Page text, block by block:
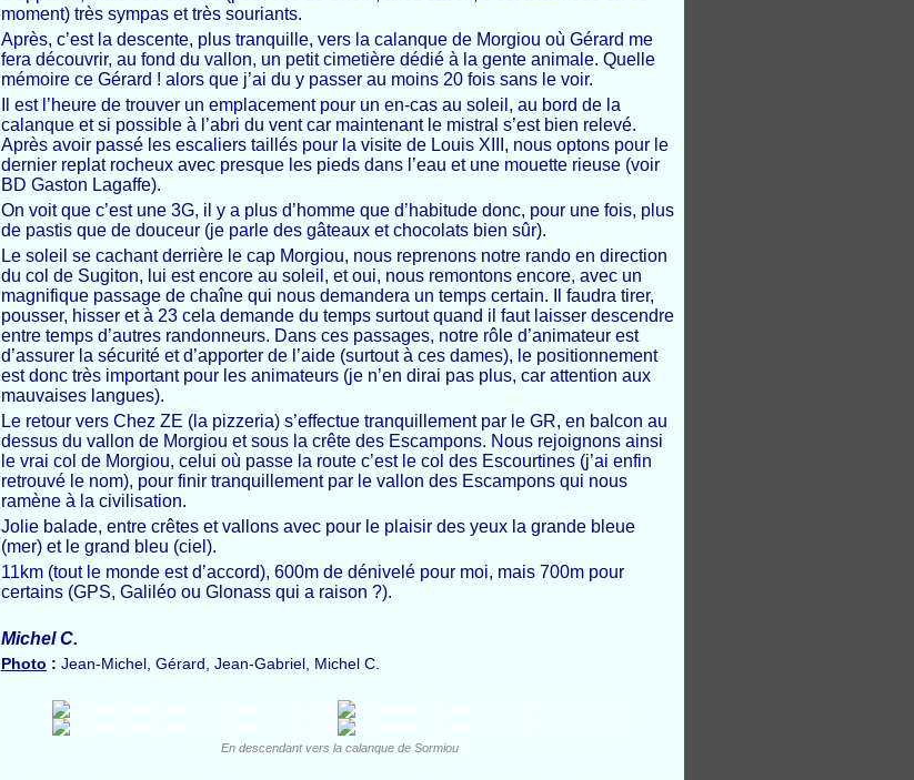
moment) très sympas et très souriants.
Après, c’est la descente, plus tranquille, vers la calanque de Morgiou où Gérard me
fera découvrir, au fond du vallon, un petit cimetière dédié à la gente animale. Quelle
mémoire ce Gérard ! alors que j’ai du y passer au moins 20 fois sans le voir.
Il est l’heure de trouver un emplacement pour un en-cas au soleil, au bord de la
calanque et si possible à l’abri du vent car maintenant le mistral s’est bien relevé.
Après avoir passé les escaliers taillés pour la visite de Louis XIII, nous optons pour le
dernier replat rocheux avec presque les pieds dans l’eau et une mouette rieuse (voir
BD Gaston Lagaffe).
On voit que c’est une 3G, il y a plus d’homme que d’habitude donc, pour une fois, plus
de pastis que de douceur (je parle des gâteaux et chocolats bien sûr).
Le soleil se cachant derrière le cap Morgiou, nous reprenons notre rando en direction
du col de Sugiton, lui est encore au soleil, et oui, nous remontons encore, avec un
magnifique passage de chaîne qui nous demandera un temps certain. Il faudra tirer,
pousser, hisser et à 23 cela demande du temps surtout quand il faut laisser descendre
entre temps d’autres randonneurs. Dans ces passages, notre rôle d’animateur est
d’assurer la sécurité et d’apporter de l’aide (surtout à ces dames), le positionnement
est donc très important pour les animateurs (je n’en dirai pas plus, car attention aux
mauvaises langues).
Le retour vers Chez ZE (la pizzeria) s’effectue tranquillement par le GR, en balcon au
dessus du vallon de Morgiou et sous la crête des Escampons. Nous rejoignons ainsi
le vrai col de Morgiou, celui où passe la route c’est le col des Escourtines (j’ai enfin
retrouvé le nom), pour finir tranquillement par le vallon des Escampons qui nous
ramène à la civilisation.
Jolie balade, entre crêtes et vallons avec pour le plaisir des yeux la grande bleue
(mer) et le grand bleu (ciel).
11km (tout le monde est d’accord), 600m de dénivelé pour moi, mais 700m pour
certains (GPS, Galiléo ou Glonass qui a raison ?).
Michel C.
Photo : Jean-Michel, Gérard, Jean-Gabriel, Michel C.
En descendant vers la calanque de Sormiou